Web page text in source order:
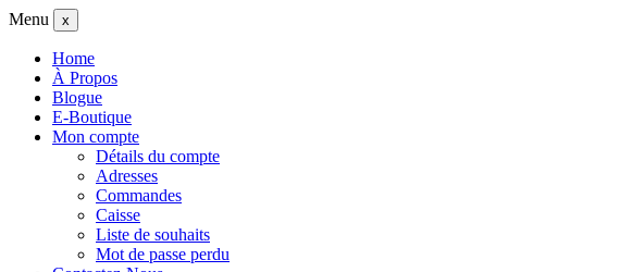
Menu x
Home
À Propos
Blogue
E-Boutique
Mon compte
Détails du compte
Adresses
Commandes
Caisse
Liste de souhaits
Mot de passe perdu